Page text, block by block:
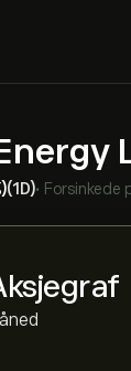
(1D)• Forsinkede